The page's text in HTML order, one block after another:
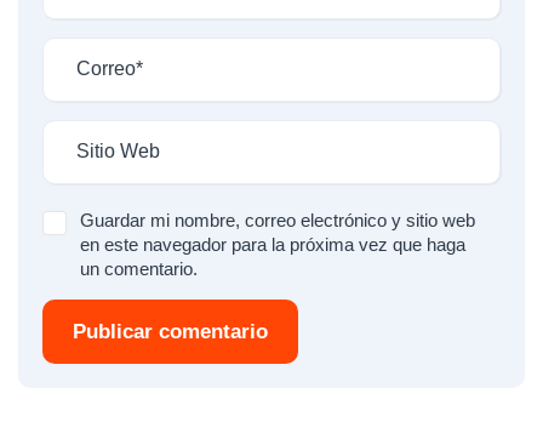
Guardar mi nombre, correo electrónico y sitio web
en este navegador para la próxima vez que haga
un comentario.
Publicar comentario